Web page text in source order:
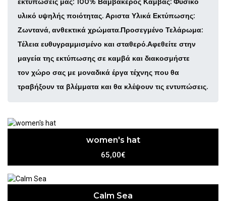
υλικό υψηλής ποιότητας. Αριστα Υλικά Εκτύπωσης:
Ζωντανά, ανθεκτικά χρώματα.Προσεγμένο Τελάρωμα:
Τέλεια ευθυγραμμισμένο και σταθερό.Αφεθείτε στην
μαγεία της εκτύπωσης σε καμβά και διακοσμήστε
τον χώρο σας με μοναδικά έργα τέχνης που θα
τραβήξουν τα βλέμματα και θα κλέψουν τις εντυπώσεις.
women's hat
65,00€
Calm Sea